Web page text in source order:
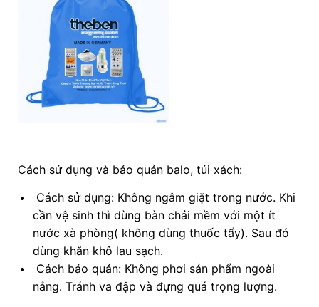
Cách sử dụng và bảo quản balo, túi xách:
Cách sử dụng: Không ngâm giặt trong nước. Khi
cần vệ sinh thì dùng bàn chải mềm với một ít
nước xà phòng( không dùng thuốc tẩy). Sau đó
dùng khăn khô lau sạch.
Cách bảo quản: Không phơi sản phẩm ngoài
nắng. Tránh va đập và đựng quá trọng lượng.